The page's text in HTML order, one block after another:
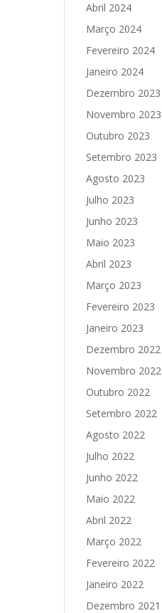
Abril 2024
Março 2024
Fevereiro 2024
Janeiro 2024
Dezembro 2023
Novembro 2023
Outubro 2023
Setembro 2023
Agosto 2023
Julho 2023
Junho 2023
Maio 2023
Abril 2023
Março 2023
Fevereiro 2023
Janeiro 2023
Dezembro 2022
Novembro 2022
Outubro 2022
Setembro 2022
Agosto 2022
Julho 2022
Junho 2022
Maio 2022
Abril 2022
Março 2022
Fevereiro 2022
Janeiro 2022
Dezembro 2021